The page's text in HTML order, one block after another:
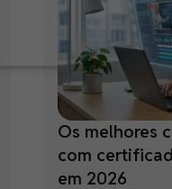
Os melhores
com
em 2026